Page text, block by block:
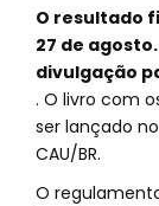
O resultado
27 de
divulgação
. O livro com
ser lançado
CAU/BR.
O